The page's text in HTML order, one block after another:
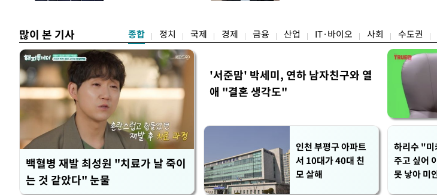
많이 본 기사 종합 정치 국제 경제 금융 산업 IT·바이오 사회 수도권
백혈병 재발 최성원 "치료가 날 죽이
는 것 같았다" 눈물
'서준맘' 박세미, 연하 남자친구와 열
애 "결혼 생각도"
인천 부평구 아파트
서 10대가 40대 친
모 살해
하리수 "미
주고 싶어
못 낳아 미